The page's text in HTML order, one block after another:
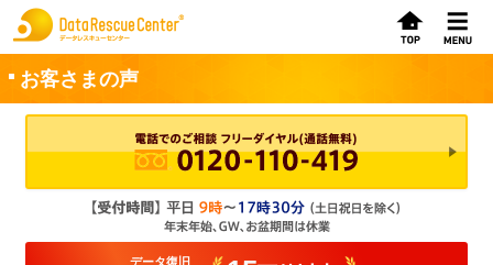
お客さまの声
データ復旧
お申込方法
お問合せ
初めてのお客さまへ